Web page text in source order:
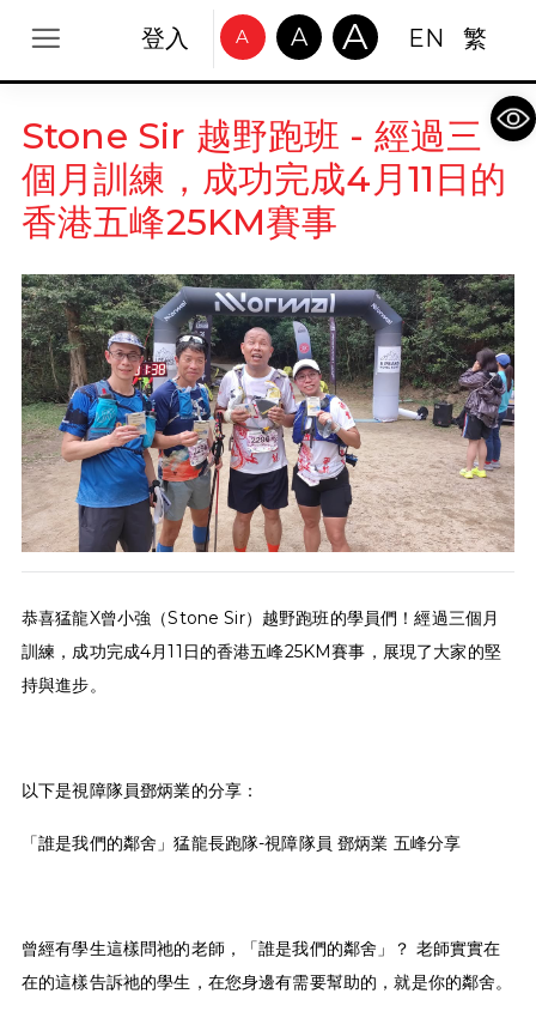
登入 A A A EN 繁
Stone Sir 越野跑班 - 經過三
個月訓練，成功完成4月11日的
香港五峰25KM賽事
恭喜猛龍X曾小強（Stone Sir）越野跑班的學員們！經過三個月
訓練，成功完成4月11日的香港五峰25KM賽事，展現了大家的堅
持與進步。
以下是視障隊員鄧炳業的分享：
「誰是我們的鄰舍」猛龍長跑隊-視障隊員 鄧炳業 五峰分享
曾經有學生這樣問祂的老師，「誰是我們的鄰舍」？ 老師實實在
在的這樣告訴祂的學生，在您身邊有需要幫助的，就是你的鄰舍。